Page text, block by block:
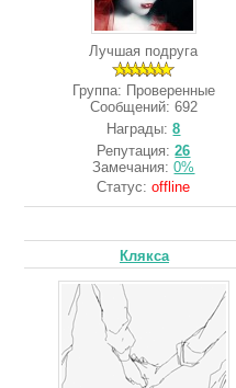
Лучшая подруга
Группа: Проверенные
Сообщений: 692
Награды:8
Репутация:26
Замечания:0%
Статус:offline
Клякса